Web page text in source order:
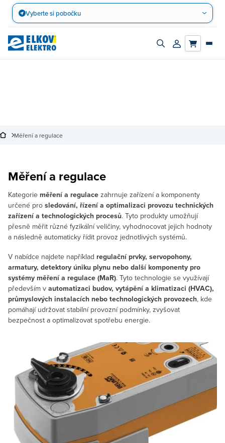
Přejít
obsah
Vyberte si pobočku
Zapnout/vypnout
Přihlásit/
Měření a regulace
Měření a regulace
Kategorie měření a regulace zahrnuje zařízení a komponenty
určené pro sledování, řízení a optimalizaci provozu technických
zařízení a technologických procesů. Tyto produkty umožňují
přesně měřit různé fyzikální veličiny, vyhodnocovat jejich hodnoty
a následně automaticky řídit provoz jednotlivých systémů.
V nabídce najdete například regulační prvky, servopohony,
armatury, detektory úniku plynu nebo další komponenty pro
systémy měření a regulace (MaR). Tyto technologie se využívají
především v automatizaci budov, vytápění a klimatizaci (HVAC),
průmyslových instalacích nebo technologických provozech, kde
pomáhají udržovat stabilní provozní podmínky, zvyšovat
bezpečnost a optimalizovat spotřebu energie.